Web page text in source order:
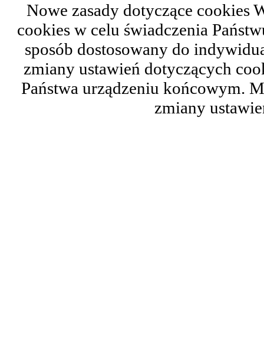
Nowe zasady dotyczące cookies
cookies w celu świadczenia
sposób dostosowany do
zmiany ustawień dotyczących
Państwa urządzeniu końcowym.
zmiany